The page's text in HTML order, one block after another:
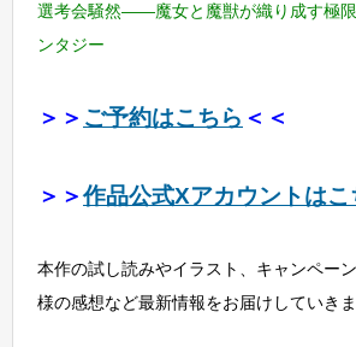
選考会騒然――魔女と魔獣が織り成す極
ンタジー
＞＞ ご予約はこちら ＜＜
＞＞作品公式Xアカウントはこ
本作の試し読みやイラスト、キャンペー
様の感想など最新情報をお届けしていきま